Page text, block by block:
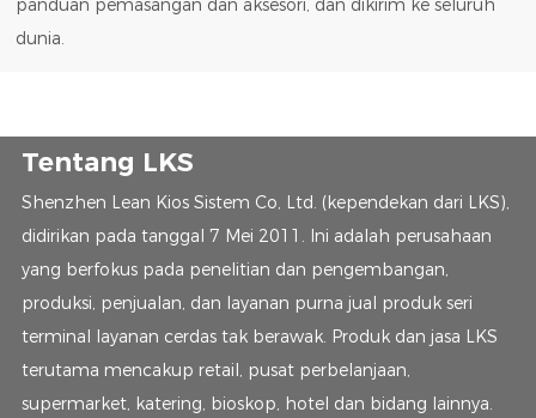
panduan pemasangan dan aksesori, dan dikirim ke seluruh
dunia.
Tentang LKS
Shenzhen Lean Kios Sistem Co, Ltd. (kependekan dari LKS),
didirikan pada tanggal 7 Mei 2011. Ini adalah perusahaan
yang berfokus pada penelitian dan pengembangan,
produksi, penjualan, dan layanan purna jual produk seri
terminal layanan cerdas tak berawak. Produk dan jasa LKS
terutama mencakup retail, pusat perbelanjaan,
supermarket, katering, bioskop, hotel dan bidang lainnya.